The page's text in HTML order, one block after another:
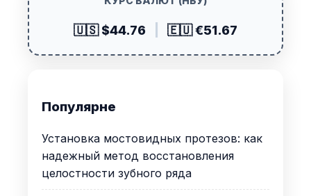
🇺🇸 $44.76 🇪🇺 €51.67
Популярне
Установка мостовидных протезов: как
надежный метод восстановления
целостности зубного ряда